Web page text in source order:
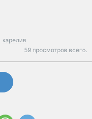
карелия
59 просмотров всего.